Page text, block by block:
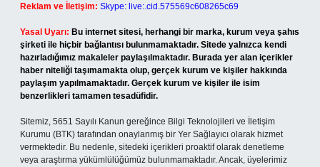
Reklam ve İletişim: Skype: live:.cid.575569c608265c69
Yasal Uyarı: Bu internet sitesi, herhangi bir marka, kurum veya şahıs
şirketi ile hiçbir bağlantısı bulunmamaktadır. Sitede yalnızca kendi
hazırladığımız makaleler paylaşılmaktadır. Burada yer alan içerikler
haber niteliği taşımamakta olup, gerçek kurum ve kişiler hakkında
paylaşım yapılmamaktadır. Gerçek kurum ve kişiler ile isim
benzerlikleri tamamen tesadüfidir.
Sitemiz, 5651 Sayılı Kanun gereğince Bilgi Teknolojileri ve İletişim
Kurumu (BTK) tarafından onaylanmış bir Yer Sağlayıcı olarak hizmet
vermektedir. Bu nedenle, sitedeki içerikleri proaktif olarak denetleme
veya araştırma yükümlülüğümüz bulunmamaktadır. Ancak, üyelerimiz